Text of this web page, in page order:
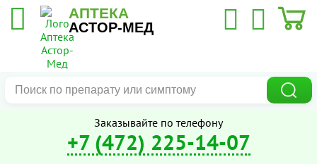
АПТЕКА
АСТОР-МЕД
Заказывайте по телефону
+7 (472) 225-14-07